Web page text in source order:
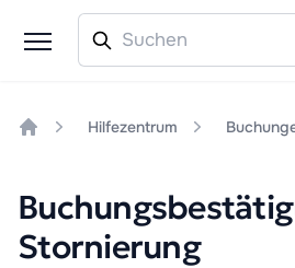
Hilfezentrum
Stornierung